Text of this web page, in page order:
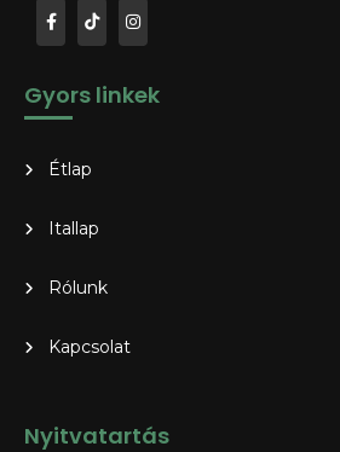
Gyors linkek
Étlap
Itallap
Rólunk
Kapcsolat
Nyitvatartás